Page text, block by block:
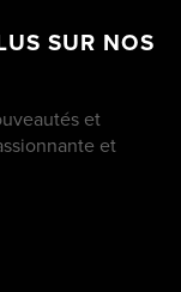
SUR NOS
et
et